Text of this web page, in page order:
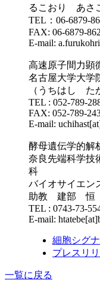
るこおり あさ
TEL：06-
FAX: 06-6879-
E-mail:
高速原子間力顕
名古屋大学大
（うちはし た
TEL : 052-
FAX: 052-789-
E-mail:
酵母遺伝学的解
奈良先端科学技
科
バイオサイエ
助教 建部 恒
TEL : 0743-73-
E-mail:
細胞シグ
プレスリ
一覧に戻る